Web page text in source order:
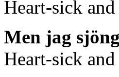
Heart-sick
Men jag
Heart-sick